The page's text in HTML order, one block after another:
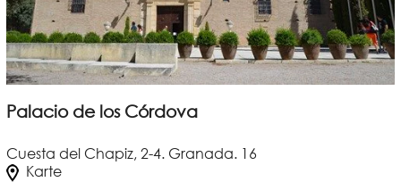
Palacio de los Córdova
Cuesta del Chapiz, 2-4. Granada. 16
Karte